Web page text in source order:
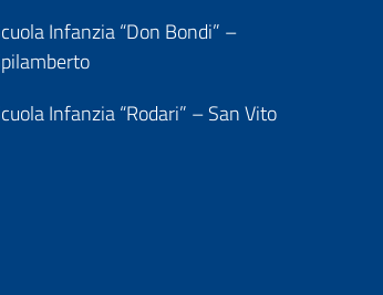
Infanzia “Don Bondi” –
Infanzia “Rodari” – San Vito